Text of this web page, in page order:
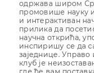
одржава широм
промовише науку
и интерактиван
прилика да
научна открића,
инспиришу се да
заједнице.
клуб је